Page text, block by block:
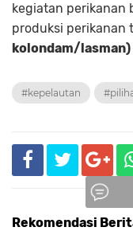
kegiatan perikanan
produksi perikanan
kolondam/lasman)
#kepelautan
Rekomendasi